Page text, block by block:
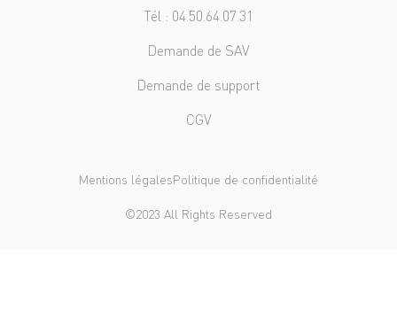
Tél : 04.50.64.07.31
Demande de SAV
Demande de support
CGV
Mentions légalesPolitique de confidentialité
©2023 All Rights Reserved